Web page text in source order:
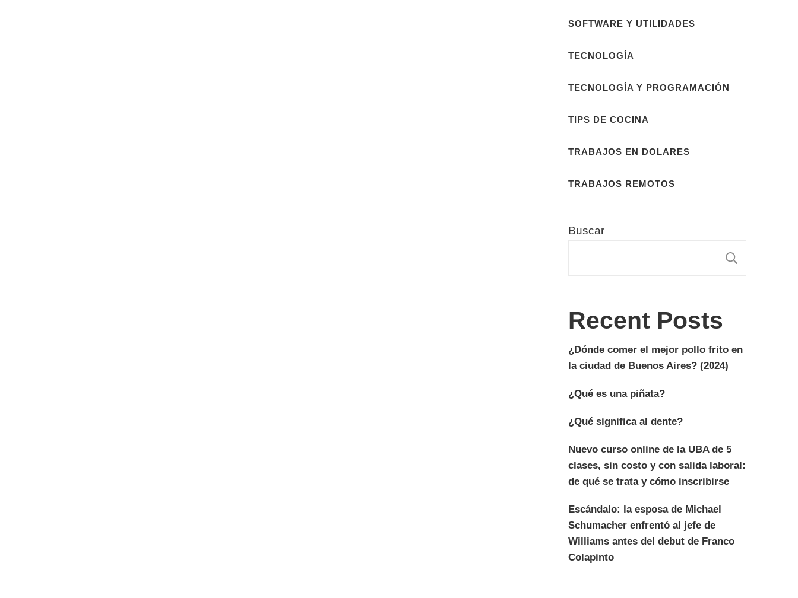
SOFTWARE Y UTILIDADES
TECNOLOGÍA
TECNOLOGÍA Y PROGRAMACIÓN
TIPS DE COCINA
TRABAJOS EN DOLARES
TRABAJOS REMOTOS
Buscar
Recent Posts
¿Dónde comer el mejor pollo frito en
la ciudad de Buenos Aires? (2024)
¿Qué es una piñata?
¿Qué significa al dente?
Nuevo curso online de la UBA de 5
clases, sin costo y con salida laboral:
de qué se trata y cómo inscribirse
Escándalo: la esposa de Michael
Schumacher enfrentó al jefe de
Williams antes del debut de Franco
Colapinto